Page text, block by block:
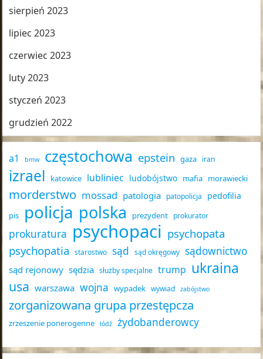
sierpień 2023
lipiec 2023
czerwiec 2023
luty 2023
styczeń 2023
grudzień 2022
a1 bmw częstochowa epstein gaza iran
izrael katowice lubliniec ludobójstwo mafia morawiecki
morderstwo mossad patologia patopolicja pedofilia
pis policja polska prezydent prokurator
prokuratura psychopaci psychopata
psychopatia
starostwo sąd sąd okręgowy sądownictwo
sąd rejonowy sędzia służby specjalne trump ukraina
usa warszawa wojna wypadek wywiad zabójstwo
zorganizowana grupa przestępcza
zrzeszenie ponerogenne łódź żydobanderowcy